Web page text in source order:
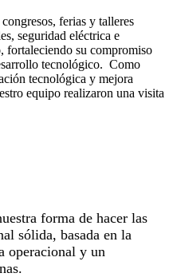
ferias y talleres
seguridad eléctrica e
su compromiso
tecnológico. Como
tecnológica y mejora
equipo realizaron una visita
forma de hacer las
sólida, basada en la
operacional y un